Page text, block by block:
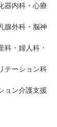
器内科・心療
腺外科・脳神
科・婦人科・
テーション科
ョン介護支援